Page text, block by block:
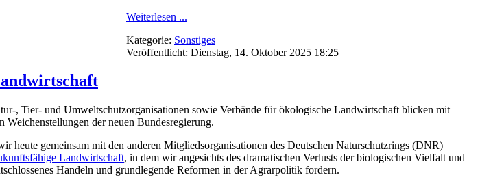
Weiterlesen ...
Kategorie: Sonstiges
Veröffentlicht: Dienstag, 14. Oktober 2025 18:25
, Tier- und Umweltschutzorganisationen sowie Verbände für ökologische Landwirtschaft blicken mit
Weichenstellungen der neuen Bundesregierung.
heute gemeinsam mit den anderen Mitgliedsorganisationen des Deutschen Naturschutzrings (DNR)
Landwirtschaft, in dem wir angesichts des dramatischen Verlusts der biologischen Vielfalt und
Handeln und grundlegende Reformen in der Agrarpolitik fordern.